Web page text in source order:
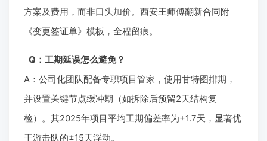
方案及费用，而非口头加价。西安王师傅翻新合同附
《变更签证单》模板，全程留痕。
Q：工期延误怎么避免？
A：公司化团队配备专职项目管家，使用甘特图排期，
并设置关键节点缓冲期（如拆除后预留2天结构复
检）。其2025年项目平均工期偏差率为+1.7天，显著优
于游击队的±15天浮动。